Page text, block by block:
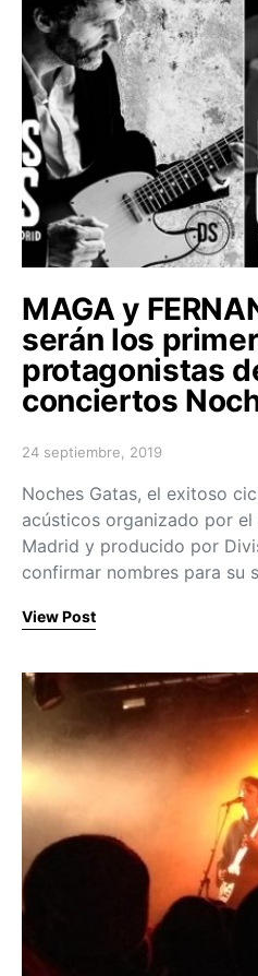
MAGA y
serán los
protagonistas
conciertos
Posted on
24 septiembre, 2019
Noches Gatas, el exitoso
acústicos organizado por
Madrid y producido por
confirmar nombres para su
View Post